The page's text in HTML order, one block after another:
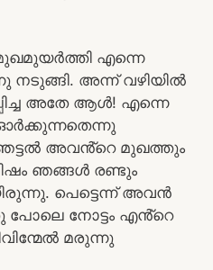
എന്നെ
നടുങ്ങി. അന്ന് വഴിയിൽ
അതേ ആൾ! എന്നെ
അവൻ്റെ മുഖത്തും
ഞങ്ങൾ രണ്ടും
പെട്ടെന്ന് അവൻ
പോലെ നോട്ടം എൻ്റെ
മരുന്നു